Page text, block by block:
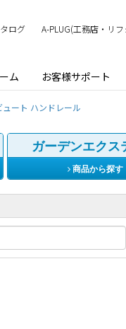
ム お客様サポート
ログ A-PLUG(工務店・リ
ュート ハンドレール
ガーデンエクス
商品から探す